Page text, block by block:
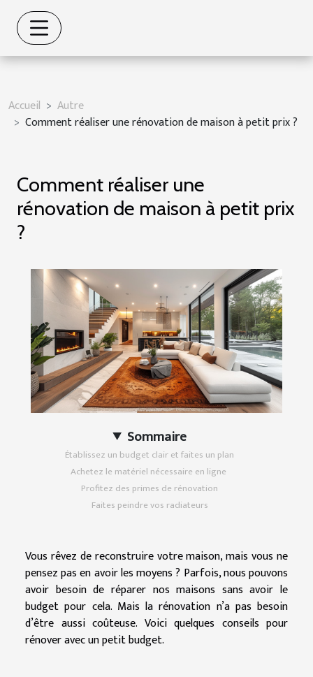
Accueil
Autre
Comment réaliser une rénovation de maison à petit prix ?
Comment réaliser une
rénovation de maison à petit prix
?
Sommaire
Établissez un budget clair et faites un plan
Achetez le matériel nécessaire en ligne
Profitez des primes de rénovation
Faites peindre vos radiateurs
Vous rêvez de reconstruire votre maison, mais vous ne
pensez pas en avoir les moyens ? Parfois, nous pouvons
avoir besoin de réparer nos maisons sans avoir le
budget pour cela. Mais la rénovation n’a pas besoin
d’être aussi coûteuse. Voici quelques conseils pour
rénover avec un petit budget.